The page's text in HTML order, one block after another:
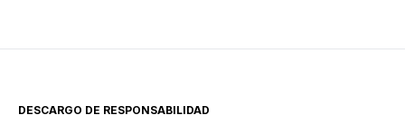
una aplicación […]
DESCARGO DE RESPONSABILIDAD